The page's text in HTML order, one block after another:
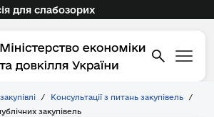
для слабозорих
/ Консультації з питань закупівель
/
закупівель